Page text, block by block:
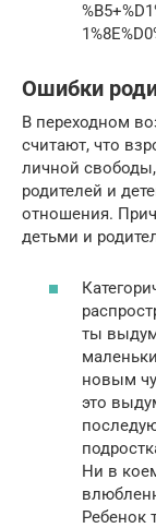
Ошибки
В переходном
считают, что
личной
родителей и
отношения.
детьми и
ты
новым
это
Ни в
Ребенок